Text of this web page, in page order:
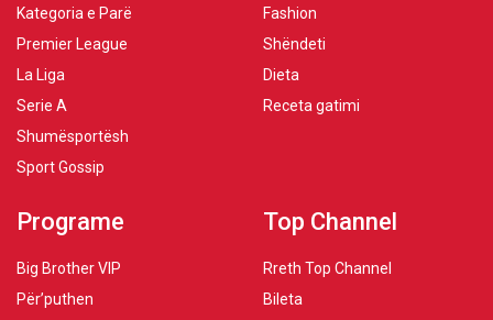
Kategoria e Parë
Premier League
La Liga
Serie A
Shumësportësh
Sport Gossip
Fashion
Shëndeti
Dieta
Receta gatimi
Programe
Big Brother VIP
Për’puthen
Top Channel
Rreth Top Channel
Bileta